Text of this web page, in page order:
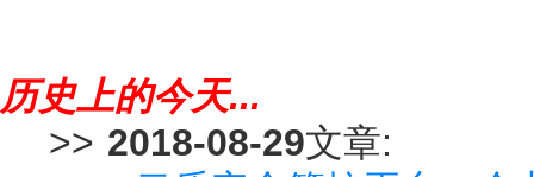
历史上的今天...
>> 2018-08-29文章: